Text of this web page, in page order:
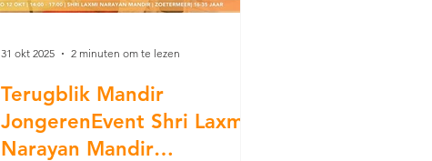
Terugblik Mandir
JongerenEvent Shri Laxmi
Narayan Mandir
31 okt 2025 2 minuten om te lezen